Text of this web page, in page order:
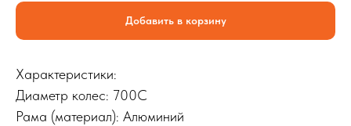
Добавить в корзину
Характеристики:
Диаметр колес: 700C
Рама (материал): Алюминий